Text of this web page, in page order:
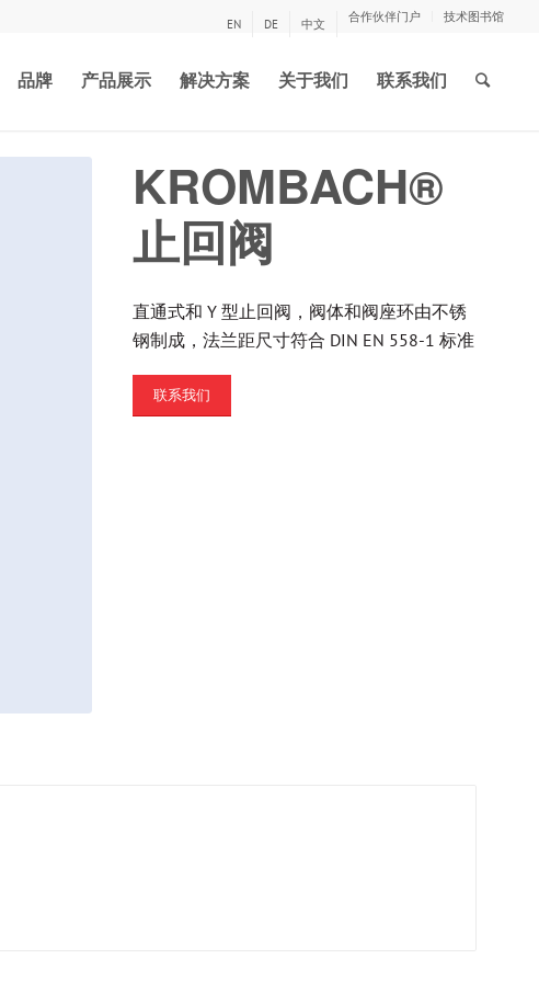
EN DE 中文 合作伙伴门户 技术图书馆
品牌 产品展示 解决方案 关于我们 联系我们
KROMBACH®
止回阀
直通式和 Y 型止回阀，阀体和阀座环由不锈
钢制成，法兰距尺寸符合 DIN EN 558-1 标准
联系我们